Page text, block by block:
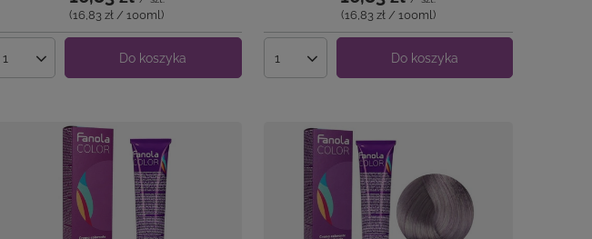
(16,83 zł / 100ml)
Ilość produktów Do koszyka
(16,83 zł / 100ml)
Ilość produktów Do koszyka